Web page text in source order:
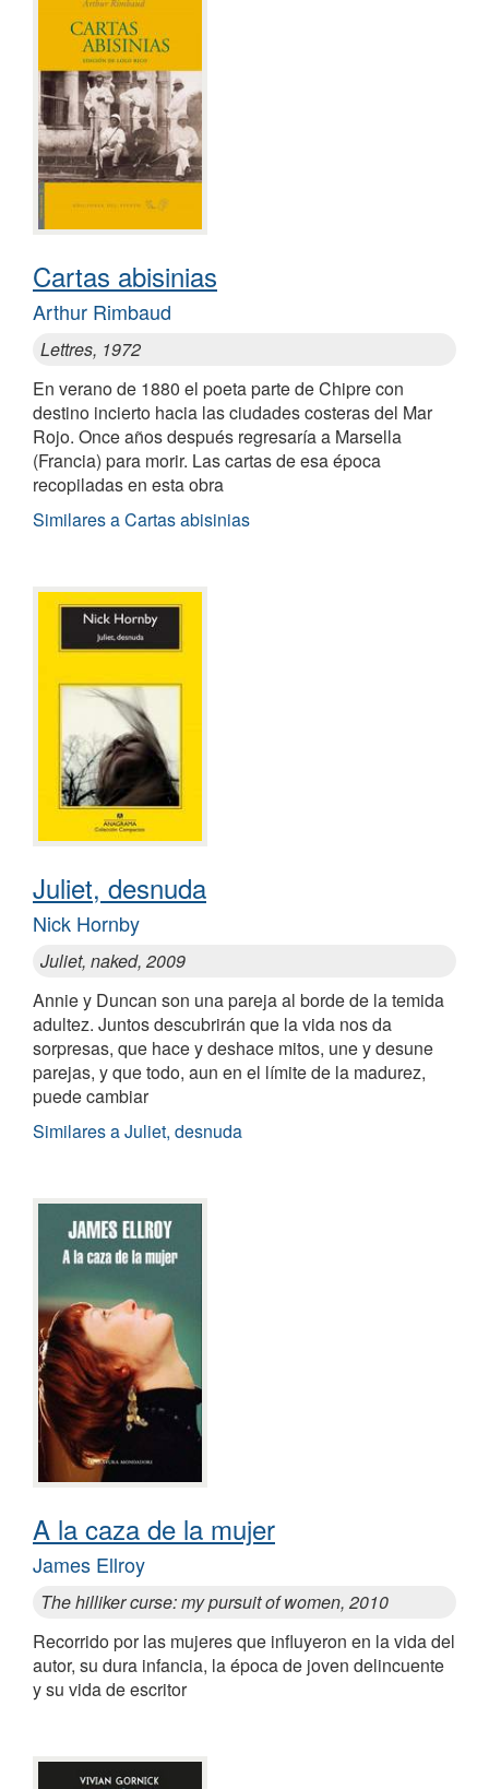
Cartas abisinias
Arthur Rimbaud
Lettres, 1972
En verano de 1880 el poeta parte de Chipre con
destino incierto hacia las ciudades costeras del Mar
Rojo. Once años después regresaría a Marsella
(Francia) para morir. Las cartas de esa época
recopiladas en esta obra
Similares a Cartas abisinias
Juliet, desnuda
Nick Hornby
Juliet, naked, 2009
Annie y Duncan son una pareja al borde de la temida
adultez. Juntos descubrirán que la vida nos da
sorpresas, que hace y deshace mitos, une y desune
parejas, y que todo, aun en el límite de la madurez,
puede cambiar
Similares a Juliet, desnuda
A la caza de la mujer
James Ellroy
The hilliker curse: my pursuit of women, 2010
Recorrido por las mujeres que influyeron en la vida del
autor, su dura infancia, la época de joven delincuente
y su vida de escritor